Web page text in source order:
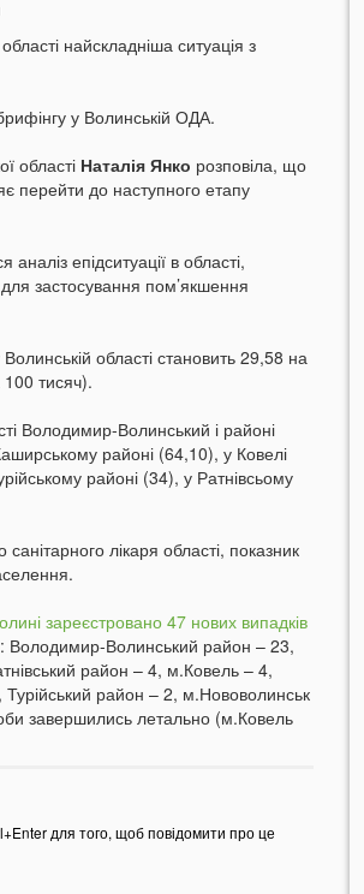
найскладніша ситуація з
у Волинській ОДА.
області Наталія Янко розповіла, що
перейти до наступного етапу
епідситуації в області,
для застосування пом’якшення
Волинській області становить 29,58 на
тисяч).
Володимир-Волинський і районі
районі (64,10), у Ковелі
районі (34), у Ратнівсьому
лікаря області, показник
зареєстровано 47 нових випадків
Володимир-Волинський район – 23,
район – 4, м.Ковель – 4,
район – 2, м.Нововолинськ
завершились летально (м.Ковель
для того, щоб повідомити про це